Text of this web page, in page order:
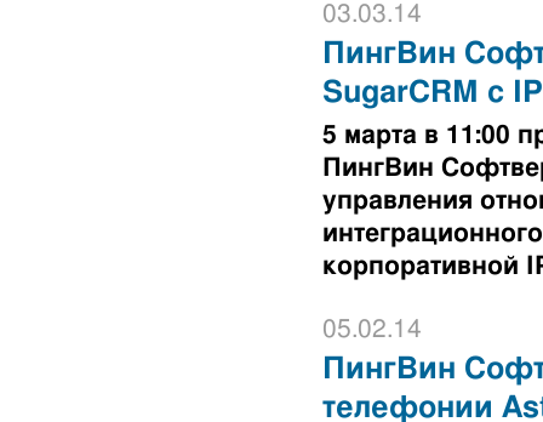
03.03.14
ПингВин
SugarCRM с
5 марта в 11:00
ПингВин
управления
корпоративной
05.02.14
ПингВин
телефонии